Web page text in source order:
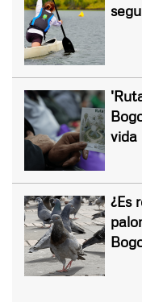
vida
¿Es